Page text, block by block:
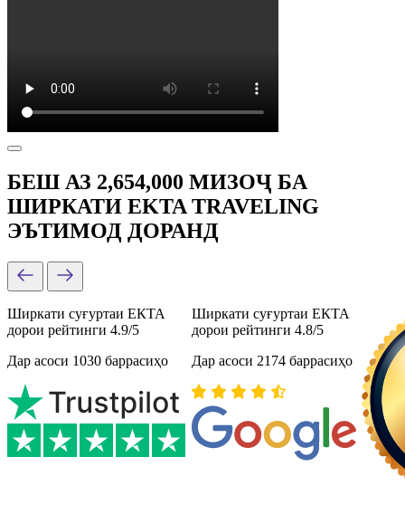
БЕШ АЗ 2,654,000 МИЗОҶ БА
ШИРКАТИ EKTA TRAVELING
ЭЪТИМОД ДОРАНД
Ширкати суғуртаи ЕКТА
дорои рейтинги 4.9/5
Дар асоси 1030 баррасиҳо
Ширкати суғуртаи ЕКТА
дорои рейтинги 4.8/5
Дар асоси 2174 баррасиҳо